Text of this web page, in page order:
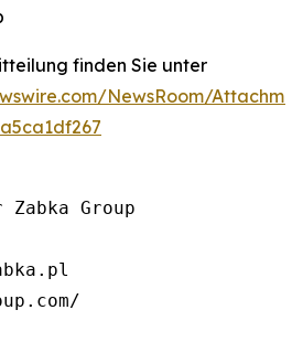
finden Sie unter
NewsRoom/
Group